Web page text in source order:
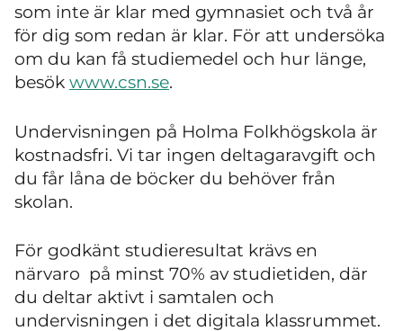
som inte är klar med gymnasiet och två år
för dig som redan är klar. För att undersöka
om du kan få studiemedel och hur länge,
besök www.csn.se.
Undervisningen på Holma Folkhögskola är
kostnadsfri. Vi tar ingen deltagaravgift och
du får låna de böcker du behöver från
skolan.
För godkänt studieresultat krävs en
närvaro på minst 70% av studietiden, där
du deltar aktivt i samtalen och
undervisningen i det digitala klassrummet.